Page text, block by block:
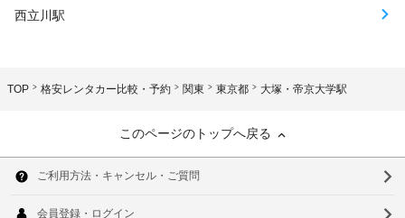
西立川駅
TOP 格安レンタカー比較・予約 関東 東京都 大塚・帝京大学駅
このページのトップへ戻る